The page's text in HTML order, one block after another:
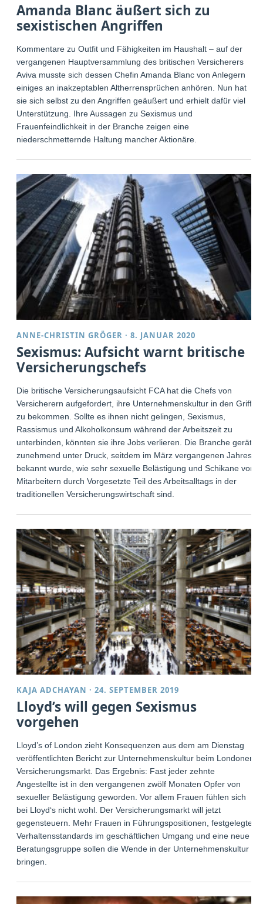
Amanda Blanc äußert sich zu
sexistischen Angriffen
Kommentare zu Outfit und Fähigkeiten im Haushalt – auf der
vergangenen Hauptversammlung des britischen Versicherers
Aviva musste sich dessen Chefin Amanda Blanc von Anlegern
einiges an inakzeptablen Altherrensprüchen anhören. Nun hat
sie sich selbst zu den Angriffen geäußert und erhielt dafür viel
Unterstützung. Ihre Aussagen zu Sexismus und
Frauenfeindlichkeit in der Branche zeigen eine
niederschmetternde Haltung mancher Aktionäre.
ANNE-CHRISTIN GRÖGER ·8. JANUAR 2020
Sexismus: Aufsicht warnt britische
Versicherungschefs
Die britische Versicherungsaufsicht FCA hat die Chefs von
Versicherern aufgefordert, ihre Unternehmenskultur in den Griff
zu bekommen. Sollte es ihnen nicht gelingen, Sexismus,
Rassismus und Alkoholkonsum während der Arbeitszeit zu
unterbinden, könnten sie ihre Jobs verlieren. Die Branche gerät
zunehmend unter Druck, seitdem im März vergangenen Jahres
bekannt wurde, wie sehr sexuelle Belästigung und Schikane von
Mitarbeitern durch Vorgesetzte Teil des Arbeitsalltags in der
traditionellen Versicherungswirtschaft sind.
KAJA ADCHAYAN ·24. SEPTEMBER 2019
Lloyd’s will gegen Sexismus
vorgehen
Lloyd’s of London zieht Konsequenzen aus dem am Dienstag
veröffentlichten Bericht zur Unternehmenskultur beim Londoner
Versicherungsmarkt. Das Ergebnis: Fast jeder zehnte
Angestellte ist in den vergangenen zwölf Monaten Opfer von
sexueller Belästigung geworden. Vor allem Frauen fühlen sich
bei Lloyd‘s nicht wohl. Der Versicherungsmarkt will jetzt
gegensteuern. Mehr Frauen in Führungspositionen, festgelegte
Verhaltensstandards im geschäftlichen Umgang und eine neue
Beratungsgruppe sollen die Wende in der Unternehmenskultur
bringen.